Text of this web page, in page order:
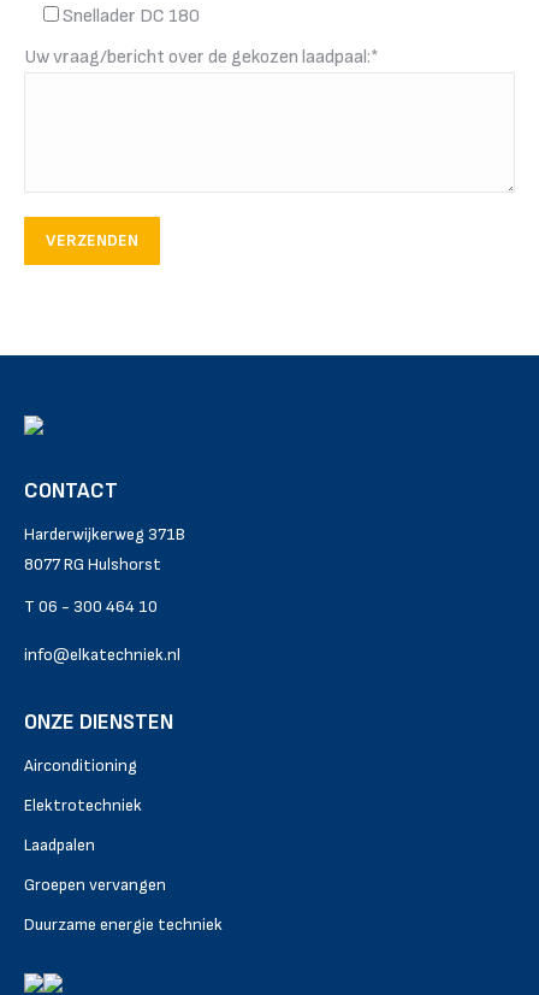
Snellader DC 180
Uw vraag/bericht over de gekozen laadpaal:*
CONTACT
Harderwijkerweg 371B
8077 RG Hulshorst
T 06 - 300 464 10
info@elkatechniek.nl
ONZE DIENSTEN
Airconditioning
Elektrotechniek
Laadpalen
Groepen vervangen
Duurzame energie techniek